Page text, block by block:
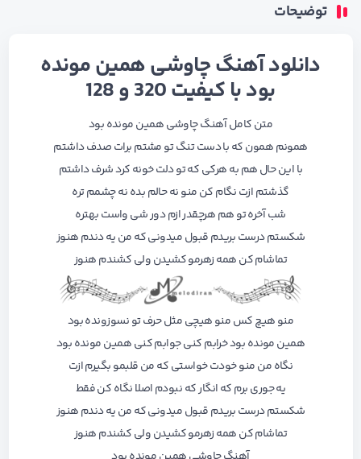
توضیحات
دانلود آهنگ چاوشی همین مونده
بود با کیفیت 320 و 128
متن کامل آهنگ چاوشی همین مونده بود
همونم همون که با دست تنگ تو مشتم برات صدف داشتم
با این حال هم به هرکی که تو دلت خونه کرد شرف داشتم
گذشتم ازت نگام کن منو نه حالم بده نه چشمم تره
شب آخره تو هم هرچقدر ازم دور شی واست بهتره
شکستم درست بریدم قبول میدونی که من یه دندم هنوز
تماشام کن همه زهرمو کشیدن ولی کشندم هنوز
منو هیچ کس منو هیچی مثل حرف تو نسوزونده بود
همین مونده بود خرابم کنی جوابم کنی همین مونده بود
نگاه من منو خودت خواستی که من قلبمو بگیرم ازت
یه جوری برم که انگار که نبودم اصلا نگاه کن فقط
شکستم درست بریدم قبول میدونی که من یه دندم هنوز
تماشام کن همه زهرمو کشیدن ولی کشندم هنوز